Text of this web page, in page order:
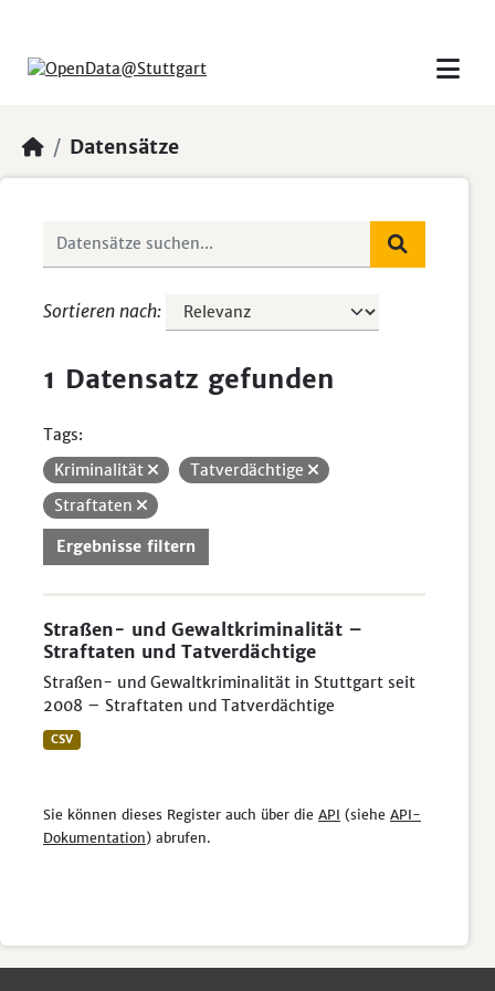
Datensätze
Sortieren nach
1 Datensatz gefunden
Tags:
Kriminalität
Tatverdächtige
Straftaten
Ergebnisse filtern
Straßen- und Gewaltkriminalität –
Straftaten und Tatverdächtige
Straßen- und Gewaltkriminalität in Stuttgart seit
2008 – Straftaten und Tatverdächtige
CSV
Sie können dieses Register auch über die API (siehe API-
Dokumentation) abrufen.